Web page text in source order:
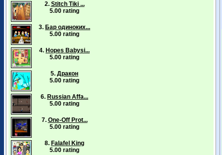
2. Stitch Tiki ...
5.00 rating
3. Бар одиноких...
5.00 rating
4. Hopes Babysi...
5.00 rating
5. Дракон
5.00 rating
6. Russian Affa...
5.00 rating
7. One-Off Prot...
5.00 rating
8. Falafel King
5.00 rating